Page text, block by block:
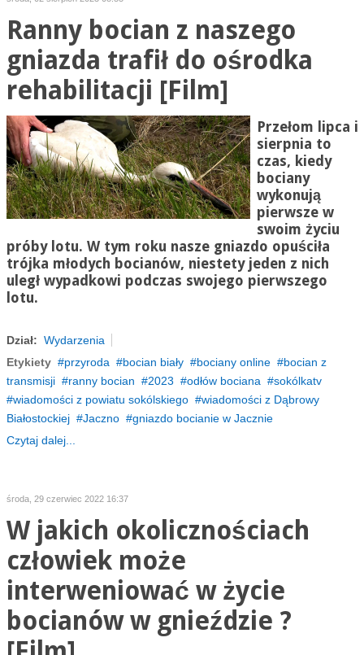
Ranny bocian z naszego
gniazda trafił do ośrodka
rehabilitacji [Film]
Przełom lipca i
sierpnia to
czas, kiedy
bociany
wykonują
pierwsze w
swoim życiu
próby lotu. W tym roku nasze gniazdo opuściła
trójka młodych bocianów, niestety jeden z nich
uległ wypadkowi podczas swojego pierwszego
lotu.
Dział: Wydarzenia
Etykiety
przyroda bocian biały bociany online
bocian z
transmisji
ranny bocian 2023 odłów bociana
sokólkatv
wiadomości z powiatu sokólskiego
wiadomości z Dąbrowy
Białostockiej
Jaczno
gniazdo bocianie w Jacznie
Czytaj dalej...
środa, 29 czerwiec 2022 16:37
W jakich okolicznościach
człowiek może
interweniować w życie
bocianów w gnieździe ?